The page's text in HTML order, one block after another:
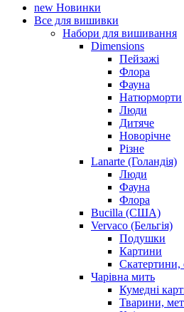
new Новинки
Все для вишивки
Набори для вишивання
Dimensions
Пейзажі
Флора
Фауна
Натюрморти
Люди
Дитяче
Новорічне
Різне
Lanarte (Голандія)
Люди
Фауна
Флора
Bucilla (США)
Vervaco (Бельгія)
Подушки
Картини
Скатертини,
Чарiвна мить
Кумедні
Тварини,